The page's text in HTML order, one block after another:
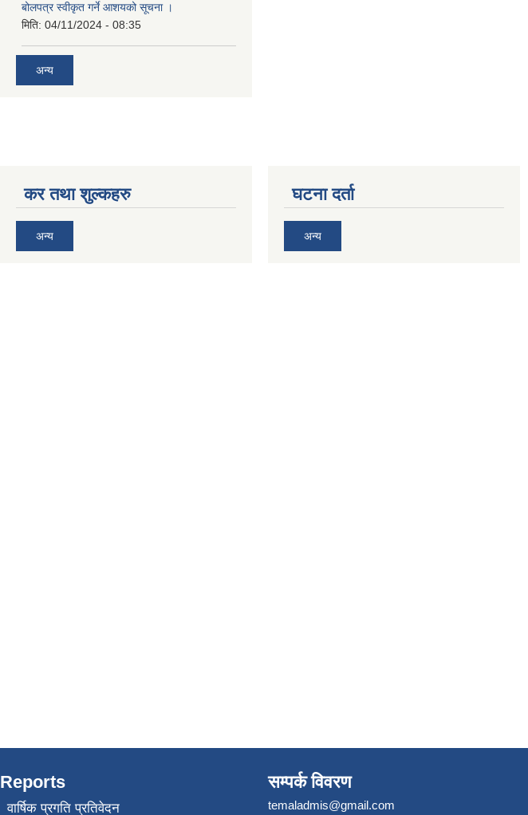
बोलपत्र स्वीकृत गर्ने आशयको सूचना ।
मिति: 04/11/2024 - 08:35
अन्य
कर तथा शुल्कहरु
अन्य
घटना दर्ता
अन्य
Reports
वार्षिक प्रगति प्रतिवेदन
सम्पर्क विवरण
temaladmis@gmail.com